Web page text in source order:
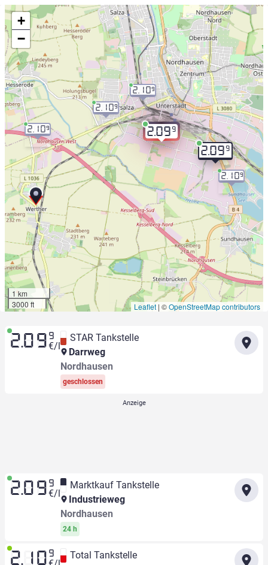
2.099
2.099
2.109
2.109
2.109
2.109
+
−
1 km
3000 ft
Leaflet | ©OpenStreetMap contributors
2.09 9
€/l
STAR Tankstelle
Darrweg
Nordhausen
geschlossen
2.09 9
€/l
Marktkauf Tankstelle
Industrieweg
Nordhausen
24 h
2.10 9
Total Tankstelle